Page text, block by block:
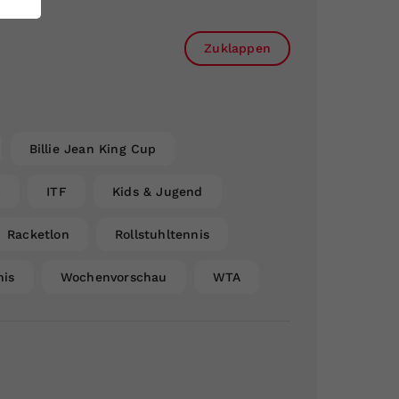
Zuklappen
Billie Jean King Cup
ITF Kids & Jugend
Racketlon Rollstuhltennis
Wochenvorschau WTA